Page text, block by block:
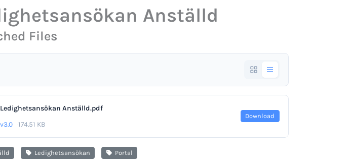
Anställd
Files
Ledighetsansökan Anställd.pdf
v3.0 174.51 KB
Download
Ledighetsansökan Portal